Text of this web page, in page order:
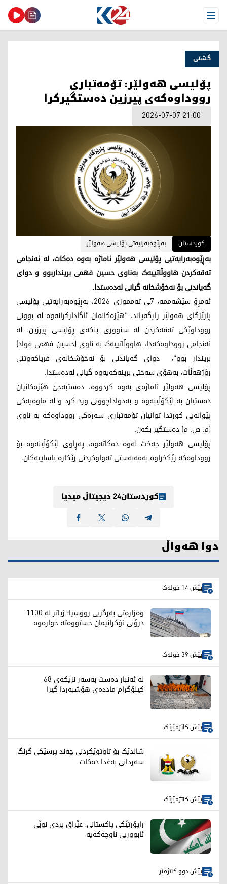
Open Menu
گشتی
پۆلیسی هەولێر: تۆمەتباری
رووداوەکەی پیرزین دەستگیرکرا
2026-07-07 21:00
کوردستان بەڕێوەبەرایەتی پۆلیسی هەولێر
بەڕێوەبەرایەتیی پۆلیسی هەولێر ئاماژە بەوە دەکات، لە ئەنجامی
تەقەکردن هاووڵاتییەک بەناوی حسین فهمی برینداربوو و دوای
گەیاندنی بۆ نەخۆشخانە گیانی لەدەستدا.
ئەمڕۆ سێشەممە، 7ـی تەمموزی 2026، بەڕێوەبەرایەتیی پۆلیسی
پارێزگای هەولێر رایگەیاند، "هێزەکانمان ئاگادارکرانەوە لە بوونی
رووداوێکی تەقەکردن لە سنووری بنکەی پۆلیسی پیرزین. لە
ئەنجامی رووداوەکەدا، هاووڵاتییەک بە ناوی (حسین فهمی فواد)
بریندار بوو"، دوای گەیاندنی بۆ نەخۆشخانەی فریاکەوتنی
رۆژهەڵات، بەهۆی سەختی برینەکەیەوە گیانی لەدەستدا.
پۆلیسی هەولێر ئاماژەی بەوە کردووە، دەستبەجێ هێزەکانیان
دەستیان بە لێکۆڵینەوە و بەدواداچوونی ورد کرد و لە ماوەیەکی
پێوانەیی کورتدا توانیان تۆمەتباری سەرەکی رووداوەکە بە ناوی
(م. ص. م) دەستگیر بکەن.
پۆلیسی هەولێر جەخت لەوە دەکاتەوە، پەڕاوی لێکۆڵینەوە بۆ
رووداوەکە رێکخراوە بەمەبەستی تەواوکردنی رێکارە ياساييەکان.
کوردستان24 دیجیتاڵ میدیا
دوا هەواڵ
پێش 14 خولەک
وەزارەتی بەرگریی رووسیا: زیاتر لە 1100
درۆنی ئۆکرانیمان خستووەتە خوارەوە
پێش 39 خولەک
لە ئەنبار دەست بەسەر نزیکەی 68
کیلۆگرام ماددەی هۆشبەردا گیرا
پێش کاتژمێرێک
شاندێک بۆ تاوتوێکردنی چەند پرسێکی گرنگ
سەردانی بەغدا دەکات
پێش کاتژمێرێک
راپۆرتێکی پاکستانی: عێراق پردی نوێی
ئابووریی ناوچەکەیە
پێش دوو کاتژمێر